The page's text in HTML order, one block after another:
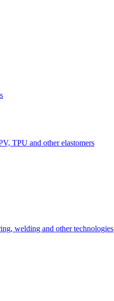
TPU and other elastomers
welding and other technologies